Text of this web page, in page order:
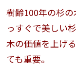
樹齢100年の杉
っすぐで美しい
木の価値を上げ
ても重要。